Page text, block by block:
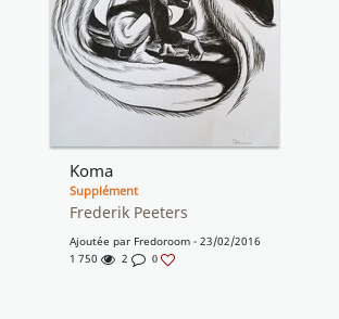
Koma
Supplément
Frederik Peeters
Ajoutée par Fredoroom- 23/02/2016
1 750
2 0